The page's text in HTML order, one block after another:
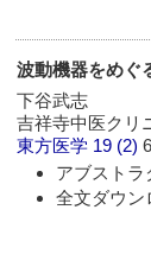
波動機器をめぐ
下谷武志
吉祥寺中医クリ
東方医学 19 (2)
アブストラ
全文ダウン